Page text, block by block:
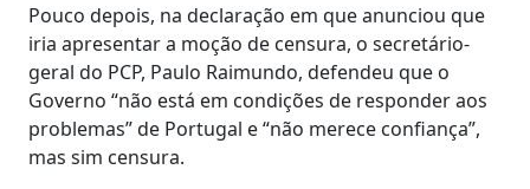
Pouco depois, na declaração em que anunciou que
iria apresentar a moção de censura, o secretário-
geral do PCP, Paulo Raimundo, defendeu que o
Governo “não está em condições de responder aos
problemas” de Portugal e “não merece confiança”,
mas sim censura.